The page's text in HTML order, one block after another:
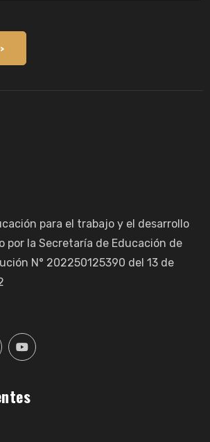
campo vacío.
para el trabajo y el desarrollo
por la Secretaría de Educación de
N° 202250125390 del 13 de